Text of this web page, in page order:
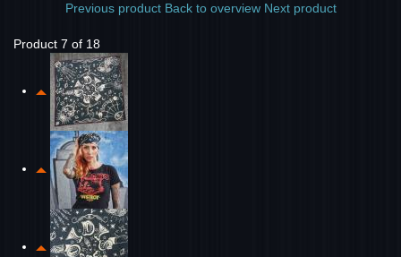
Previous product Back to overview Next product
Product 7 of 18